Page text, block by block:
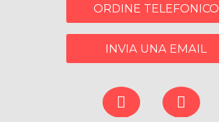
ORDINE TELEFONICO
INVIA UNA EMAIL